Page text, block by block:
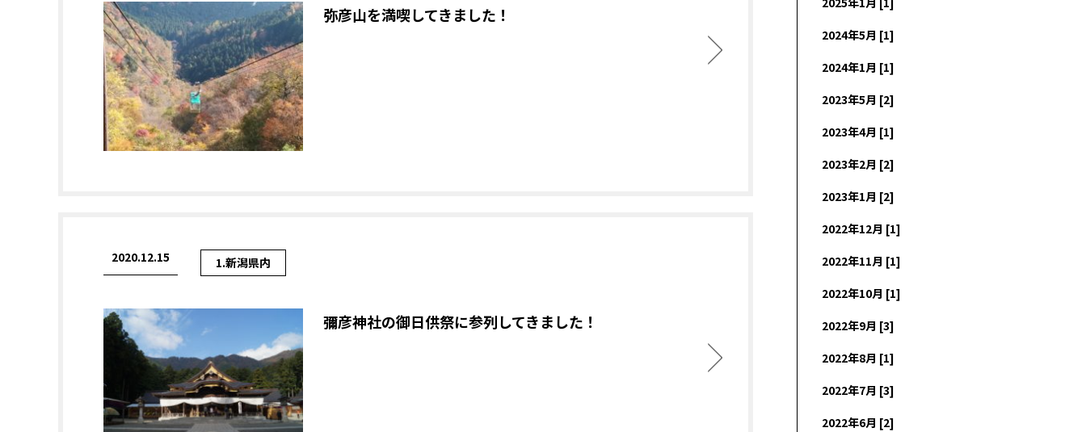
弥彦山を満喫してきました！
2020.12.15 1.新潟県内
彌彦神社の御日供祭に参列してきました！
2024年5月 [1]
2024年1月 [1]
2023年5月 [2]
2023年4月 [1]
2023年2月 [2]
2023年1月 [2]
2022年12月 [1]
2022年11月 [1]
2022年10月 [1]
2022年9月 [3]
2022年8月 [1]
2022年7月 [3]
2022年6月 [2]